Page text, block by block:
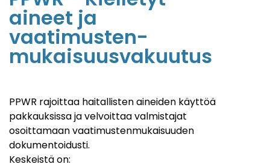
aineet ja
vaatimusten-
mukaisuusvakuutus
PPWR rajoittaa haitallisten aineiden käyttöä
pakkauksissa ja velvoittaa valmistajat
osoittamaan vaatimustenmukaisuuden
dokumentoidusti.
Keskeistä on: